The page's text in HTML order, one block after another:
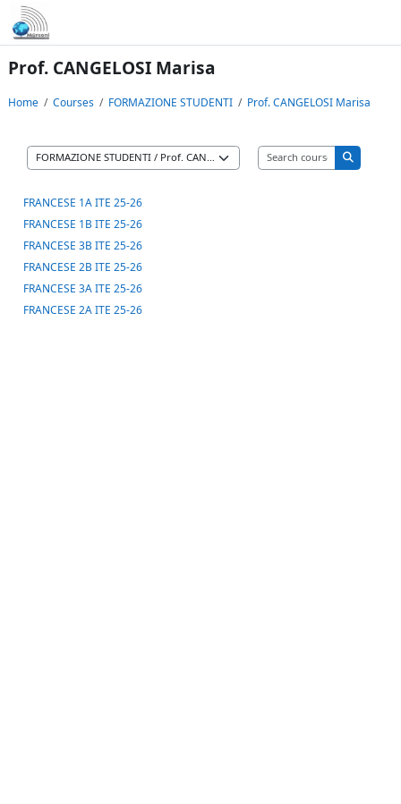
Skip to main content
Prof. CANGELOSI Marisa
Home Courses FORMAZIONE STUDENTI Prof. CANGELOSI Marisa
Course categories
Search
Search
FRANCESE 1A ITE 25-26
FRANCESE 1B ITE 25-26
FRANCESE 3B ITE 25-26
FRANCESE 2B ITE 25-26
FRANCESE 3A ITE 25-26
FRANCESE 2A ITE 25-26